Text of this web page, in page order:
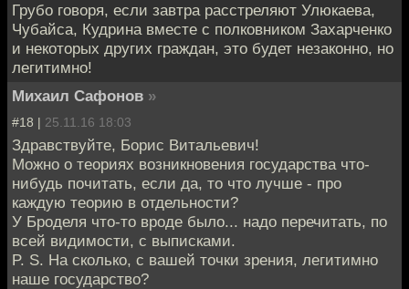
Грубо говоря, если завтра расстреляют Улюкаева,
Чубайса, Кудрина вместе с полковником Захарченко
и некоторых других граждан, это будет незаконно, но
легитимно!
Михаил Сафонов »
#18 | 25.11.16 18:03
Здравствуйте, Борис Витальевич!
Можно о теориях возникновения государства что-
нибудь почитать, если да, то что лучше - про
каждую теорию в отдельности?
У Броделя что-то вроде было... надо перечитать, по
всей видимости, с выписками.
P. S. На сколько, с вашей точки зрения, легитимно
наше государство?